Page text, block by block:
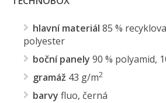
hlavní materiál 85 %
polyester
boční panely 90 % polyamid,
gramáž 43 g/m2
barvy fluo, černá